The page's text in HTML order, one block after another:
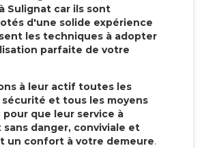
Sulignat car ils sont
d'une solide expérience
les techniques à adopter
parfaite de votre
à leur actif toutes les
sécurité et tous les moyens
pour que leur service à
danger, conviviale et
un confort à votre demeure.